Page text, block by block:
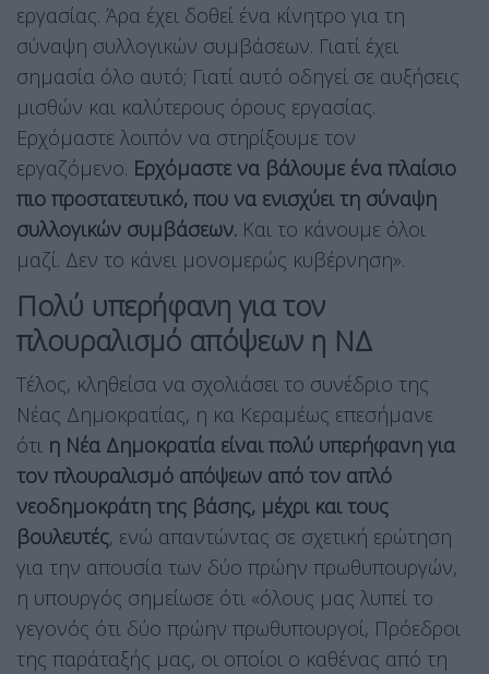
εργασίας. Άρα έχει δοθεί ένα κίνητρο για τη
σύναψη συλλογικών συμβάσεων. Γιατί έχει
σημασία όλο αυτό; Γιατί αυτό οδηγεί σε αυξήσεις
μισθών και καλύτερους όρους εργασίας.
Ερχόμαστε λοιπόν να στηρίξουμε τον
εργαζόμενο. Ερχόμαστε να βάλουμε ένα πλαίσιο
πιο προστατευτικό, που να ενισχύει τη σύναψη
συλλογικών συμβάσεων. Και το κάνουμε όλοι
μαζί. Δεν το κάνει μονομερώς κυβέρνηση».
Πολύ υπερήφανη για τον
πλουραλισμό απόψεων η ΝΔ
Τέλος, κληθείσα να σχολιάσει το συνέδριο της
Νέας Δημοκρατίας, η κα Κεραμέως επεσήμανε
ότι η Νέα Δημοκρατία είναι πολύ υπερήφανη για
τον πλουραλισμό απόψεων από τον απλό
νεοδημοκράτη της βάσης, μέχρι και τους
βουλευτές, ενώ απαντώντας σε σχετική ερώτηση
για την απουσία των δύο πρώην πρωθυπουργών,
η υπουργός σημείωσε ότι «όλους μας λυπεί το
γεγονός ότι δύο πρώην πρωθυπουργοί, Πρόεδροι
της παράταξής μας, οι οποίοι ο καθένας από τη